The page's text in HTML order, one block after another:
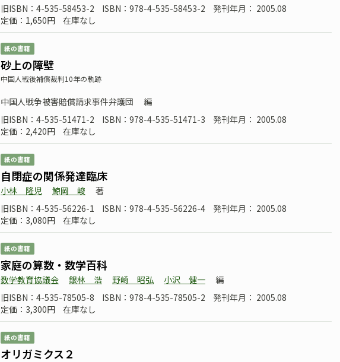
旧ISBN：4-535-58453-2
ISBN：978-4-535-58453-2
発刊年月： 2005.08
定価：1,650円
在庫なし
紙の書籍
砂上の障壁
中国人戦後補償裁判10年の軌跡
中国人戦争被害賠償請求事件弁護団
編
旧ISBN：4-535-51471-2
ISBN：978-4-535-51471-3
発刊年月： 2005.08
定価：2,420円
在庫なし
紙の書籍
自閉症の関係発達臨床
小林 隆児 鯨岡 峻
著
旧ISBN：4-535-56226-1
ISBN：978-4-535-56226-4
発刊年月： 2005.08
定価：3,080円
在庫なし
紙の書籍
家庭の算数・数学百科
数学教育協議会 銀林 浩 野崎 昭弘 小沢 健一
編
旧ISBN：4-535-78505-8
ISBN：978-4-535-78505-2
発刊年月： 2005.08
定価：3,300円
在庫なし
紙の書籍
オリガミクス２